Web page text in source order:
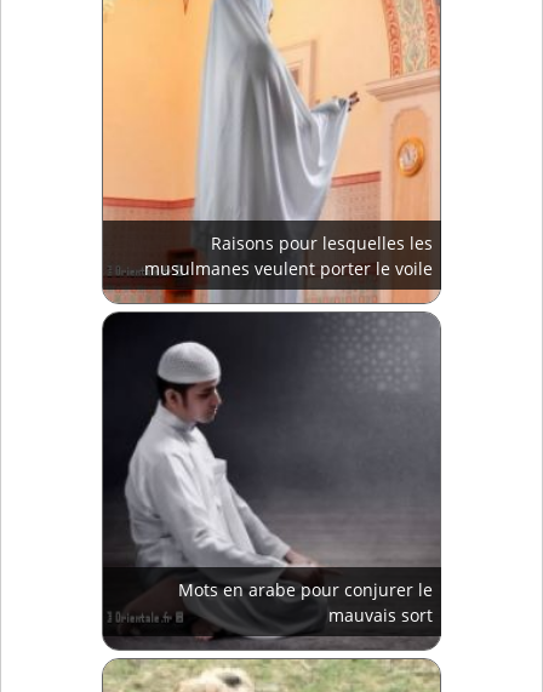
Raisons pour lesquelles les
musulmanes veulent porter le voile
Mots en arabe pour conjurer le
mauvais sort